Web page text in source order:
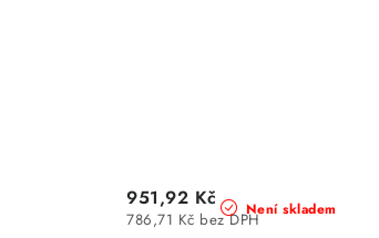
Není skladem
786,71 Kč bez DPH
951,92 Kč